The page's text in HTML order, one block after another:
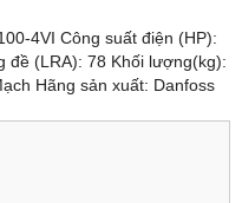
4VI Công suất điện (HP):
đề (LRA): 78 Khối lượng(kg):
Hãng sản xuất: Danfoss